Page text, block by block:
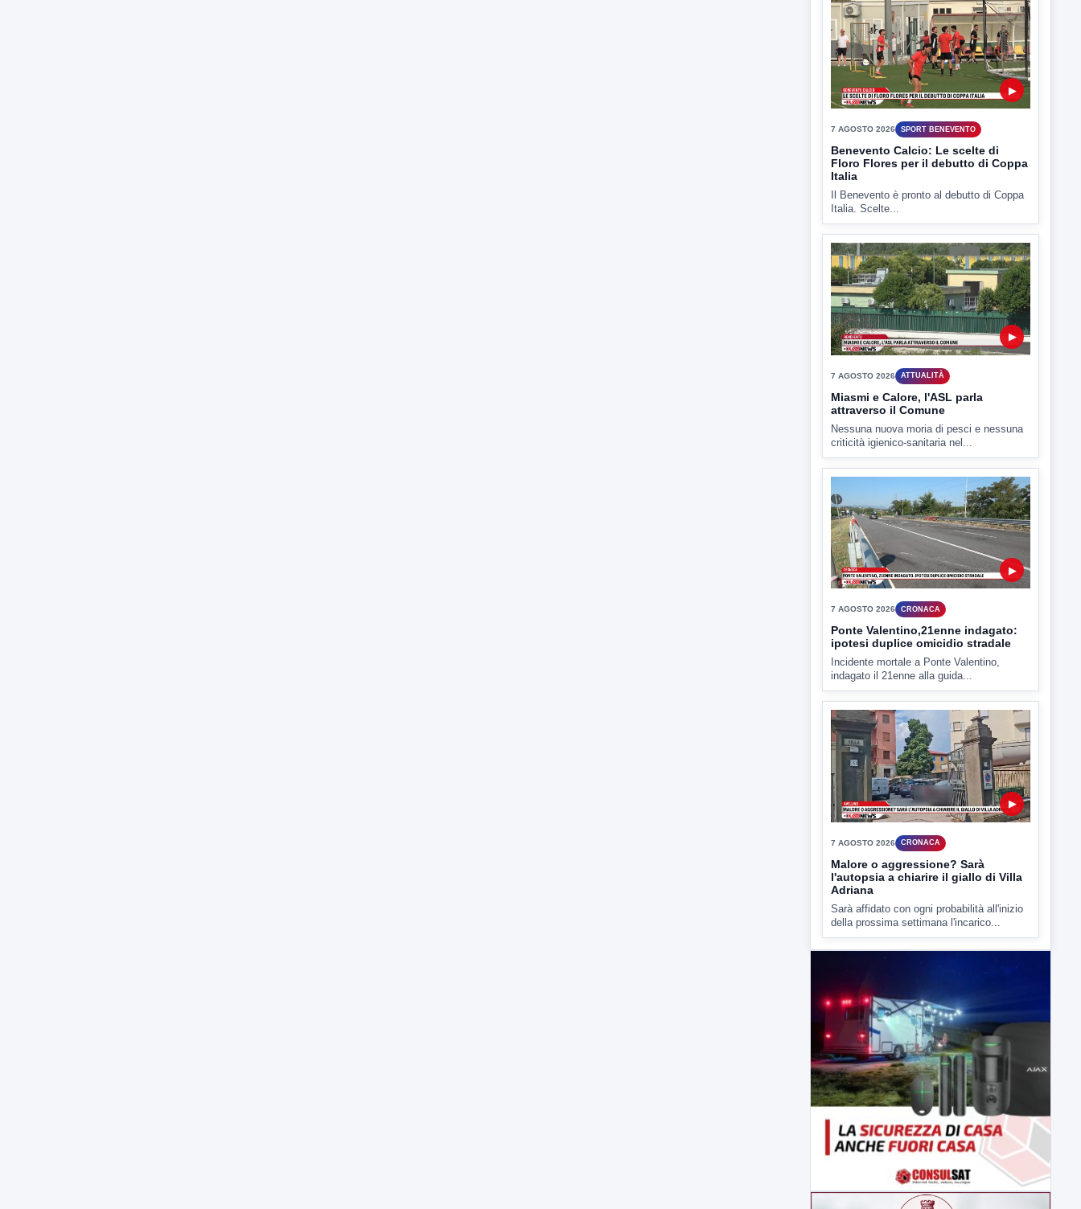
ULTIMI VIDEO
TUTTI I VIDEO
7 AGOSTO 2026 SPORT BENEVENTO
Benevento Calcio: Le scelte di
Floro Flores per il debutto di Coppa
Italia
Il Benevento è pronto al debutto di Coppa
Italia. Scelte...
Miasmi e Calore, l'ASL parla
attraverso il Comune
Nessuna nuova moria di pesci e nessuna
criticità igienico-sanitaria nel...
▶
Ponte Valentino,21enne indagato:
ipotesi duplice omicidio stradale
Incidente mortale a Ponte Valentino,
indagato il 21enne alla guida...
7 AGOSTO 2026
Malore o aggressione? Sarà
l'autopsia a chiarire il giallo di Villa
Adriana
della prossima settimana l'incarico...